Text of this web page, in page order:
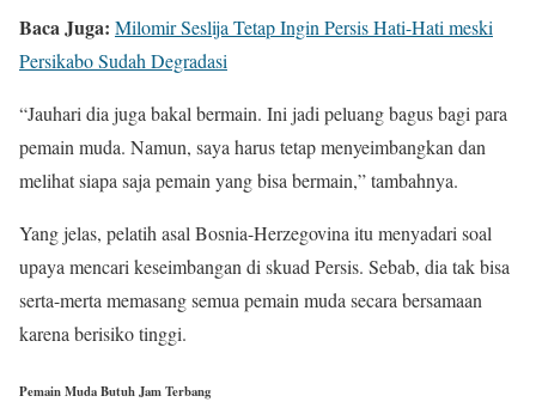
Baca Juga: Milomir Seslija Tetap Ingin Persis Hati-Hati meski
Persikabo Sudah Degradasi
“Jauhari dia juga bakal bermain. Ini jadi peluang bagus bagi para
pemain muda. Namun, saya harus tetap menyeimbangkan dan
melihat siapa saja pemain yang bisa bermain,” tambahnya.
Yang jelas, pelatih asal Bosnia-Herzegovina itu menyadari soal
upaya mencari keseimbangan di skuad Persis. Sebab, dia tak bisa
serta-merta memasang semua pemain muda secara bersamaan
karena berisiko tinggi.
Pemain Muda Butuh Jam Terbang